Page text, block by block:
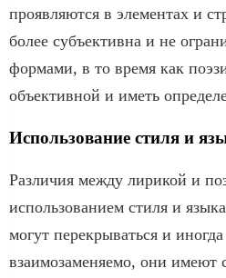
проявляются в элементах и
более субъективна и не
формами, в то время как
объективной и иметь
Использование стиля и
Различия между лирикой и
использованием стиля и
могут перекрываться и
взаимозаменяемо, они имеют